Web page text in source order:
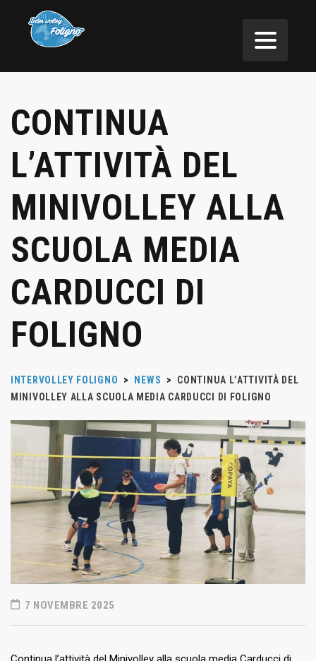
CONTINUA
L’ATTIVITÀ DEL
MINIVOLLEY ALLA
SCUOLA MEDIA
CARDUCCI DI
FOLIGNO
INTERVOLLEY FOLIGNO > NEWS >
CONTINUA L’ATTIVITÀ DEL
MINIVOLLEY ALLA SCUOLA MEDIA CARDUCCI DI FOLIGNO
7 NOVEMBRE 2025